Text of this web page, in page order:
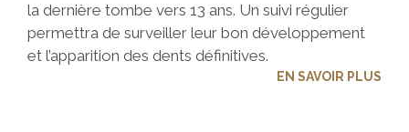
la dernière tombe vers 13 ans. Un suivi régulier
permettra de surveiller leur bon développement
et l’apparition des dents définitives.
EN SAVOIR PLUS